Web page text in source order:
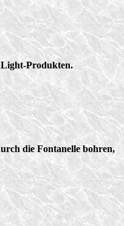
Light-Produkten.
die Fontanelle bohren,